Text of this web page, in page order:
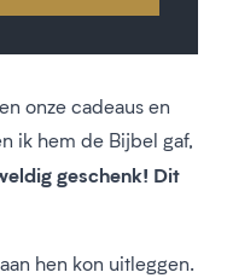
onze cadeaus en
ik hem de Bijbel gaf,
geschenk! Dit
hen kon uitleggen.